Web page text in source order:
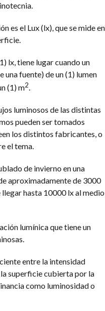
es el Lux (lx), que se mide en
lx, tiene lugar cuando un
fuente) de un (1) lumen
(1) m2.
luminosos de las distintas
pueden ser tomados
los distintos fabricantes, o
el tema.
de invierno en una
aproximadamente de 3000
llegar hasta 10000 lx al medio
lumínica que tiene un
entre la intensidad
superficie cubierta por la
como luminosidad o